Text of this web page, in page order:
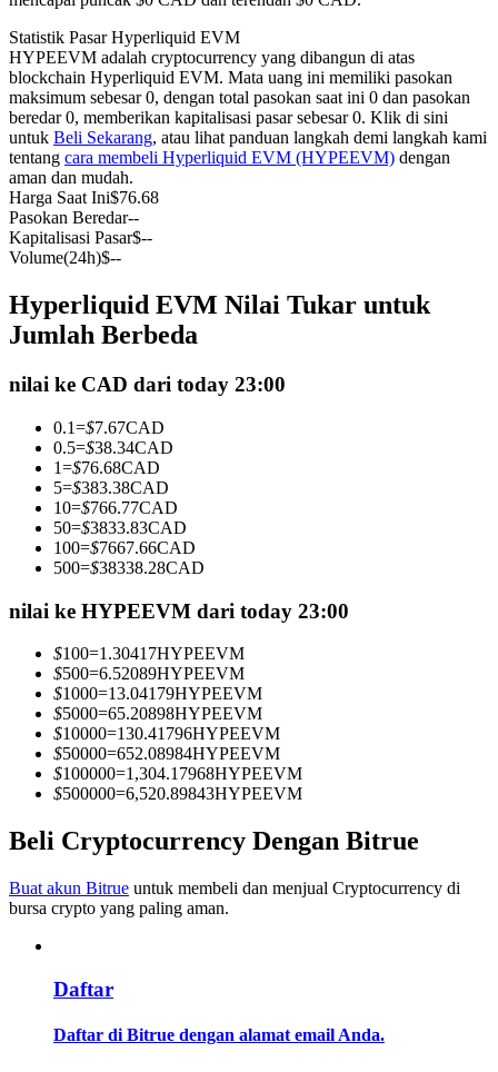
USDC Berjangka
Kontrak berjangka menggunakan USDC sebagai jaminannya
Copy Trading
Nikmati pembagian keuntungan dan komisi copy trading
Informasi
Analisis data besar termasuk info perdagangan, dll.
Statistik Pasar Hyperliquid EVM
HYPEEVM adalah cryptocurrency yang dibangun di atas
blockchain Hyperliquid EVM. Mata uang ini memiliki pasokan
maksimum sebesar 0, dengan total pasokan saat ini 0 dan pasokan
beredar 0, memberikan kapitalisasi pasar sebesar 0. Klik di sini
untuk Beli Sekarang, atau lihat panduan langkah demi langkah kami
tentang cara membeli Hyperliquid EVM (HYPEEVM) dengan
aman dan mudah.
Harga Saat Ini$76.68
Pasokan Beredar--
Kapitalisasi Pasar$--
Volume(24h)$--
Hyperliquid EVM Nilai Tukar untuk
Jumlah Berbeda
nilai ke CAD dari today 23:00
0.1=$7.67CAD
0.5=$38.34CAD
1=$76.68CAD
5=$383.38CAD
10=$766.77CAD
50=$3833.83CAD
100=$7667.66CAD
500=$38338.28CAD
nilai ke HYPEEVM dari today 23:00
$100=1.30417HYPEEVM
$500=6.52089HYPEEVM
$1000=13.04179HYPEEVM
$5000=65.20898HYPEEVM
$10000=130.41796HYPEEVM
$50000=652.08984HYPEEVM
$100000=1,304.17968HYPEEVM
$500000=6,520.89843HYPEEVM
Beli Cryptocurrency Dengan Bitrue
Buat akun Bitrue untuk membeli dan menjual Cryptocurrency di
bursa crypto yang paling aman.
Daftar
Daftar di Bitrue dengan alamat email Anda.